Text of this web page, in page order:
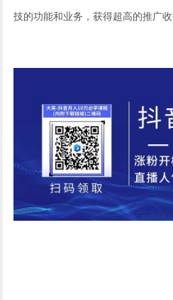
技的功能和业务，获得超高的推广收